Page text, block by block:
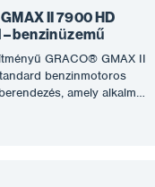
HD Blue texturált
PAA517…
II 7900 HD
benzinüzemű
GRACO® GMAX II
benzinmotoros
amely alkalmas
és vizes anyag